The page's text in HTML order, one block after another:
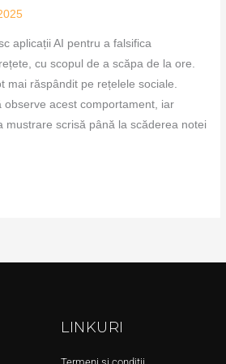
aplicații AI pentru a falsifica
cu scopul de a scăpa de la ore.
mai răspândit pe rețelele sociale.
observe acest comportament, iar
mustrare scrisă până la scăderea notei
LINKURI